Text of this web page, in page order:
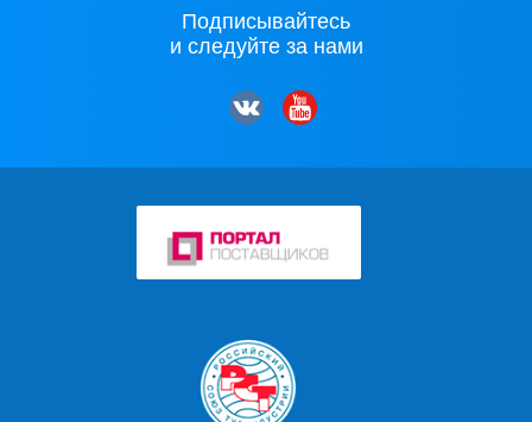
Подписывайтесь
и следуйте за нами